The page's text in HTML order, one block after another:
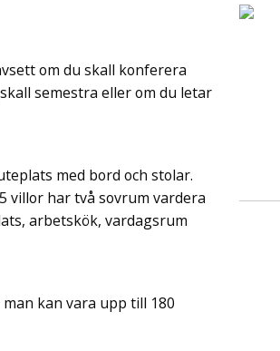
om du skall konferera
semestra eller om du letar
med bord och stolar.
villor har två sovrum vardera
arbetskök, vardagsrum
kan vara upp till 180